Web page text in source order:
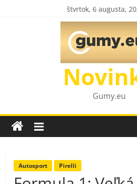
štvrtok, 6 augusta,
Gumy.eu
Autosport Pirelli